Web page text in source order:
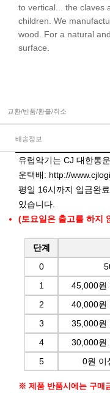
to vertical... the claves
children. We
wood. For a natural
surface.
교환/반품/환불/취소
배송정보
유럽악기는 CJ 대한통
운택배: http://
평일 16시까지 입금완
있습니다.
(토요일은 출고를 하지
단계
0
1
45,000원
2
40,000원
3
35,000원
4
30,000원
5
0원 이
※ 제품 반품시에는 구매